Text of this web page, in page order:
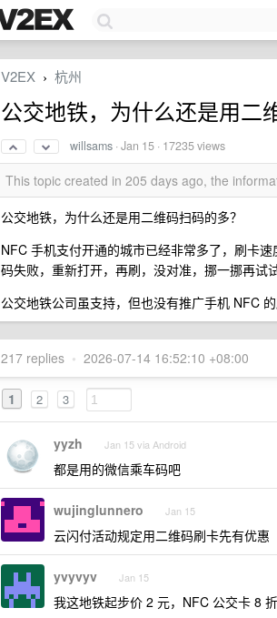
V2EX › 杭州
公交地铁，为什么还是用二
willsams ·Jan 15 · 17235 views
This topic created in 205 days ago, the
公交地铁，为什么还是用二维码扫码的多？
NFC 手机支付开通的城市已经非常多了，刷卡
码失败，重新打开，再刷，没对准，挪一挪再试试
公交地铁公司虽支持，但也没有推广手机 NFC
217 replies • 2026-07-14 16:52:10 +08:00
1 2 3
yyzh Jan 15 via Android
都是用的微信乘车码吧
wujinglunnero Jan 15
云闪付活动规定用二维码刷卡先有优惠
yvyvyv Jan 15
我这地铁起步价 2 元，NFC 公交卡 8